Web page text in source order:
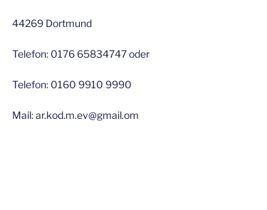
44269 Dortmund
Telefon: 0176 65834747 oder
Telefon: 0160 9910 9990
Mail: ar.kod.m.ev@gmail.om